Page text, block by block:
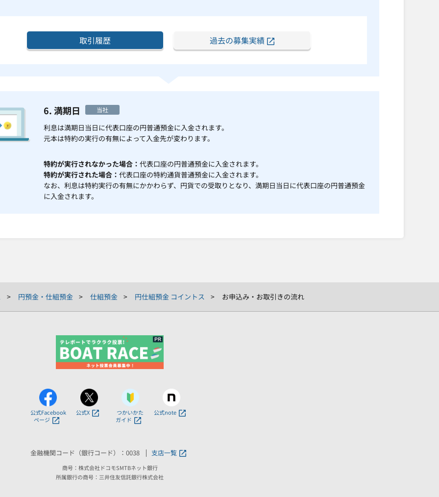
取引履歴 過去の募集実績
6. 満期日 当社
利息は満期日当日に代表口座の円普通預金に入金されます。
元本は特約の実行の有無によって入金先が変わります。
特約が実行されなかった場合
代表口座の円普通預金に入金されます。
特約が実行された場合
代表口座の特約通貨普通預金に入金されます。
なお、利息は特約実行の有無にかかわらず、円貨での受取りとなり、満期日当日に代表口座の円普通預金
に入金されます。
円預金・仕組預金 仕組預金 円仕組預金 コイントス お申込み・お取引きの流れ
公式Facebook
ページ
公式X
つかいかた
ガイド
公式note
金融機関コード（銀行コード）：0038 支店一覧
商号：株式会社ドコモSMTBネット銀行
所属銀行の商号：三井住友信託銀行株式会社